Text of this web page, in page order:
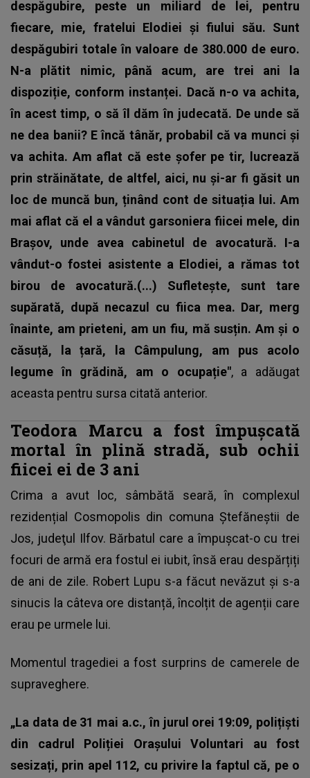
despăgubire, peste un miliard de lei, pentru
fiecare, mie, fratelui Elodiei și fiului său. Sunt
despăgubiri totale în valoare de 380.000 de euro.
N-a plătit nimic, până acum, are trei ani la
dispoziție, conform instanței. Dacă n-o va achita,
în acest timp, o să îl dăm în judecată. De unde să
ne dea banii? E încă tânăr, probabil că va munci și
va achita. Am aflat că este șofer pe tir, lucrează
prin străinătate, de altfel, aici, nu și-ar fi găsit un
loc de muncă bun, ținând cont de situația lui. Am
mai aflat că el a vândut garsoniera fiicei mele, din
Brașov, unde avea cabinetul de avocatură. I-a
vândut-o fostei asistente a Elodiei, a rămas tot
birou de avocatură.(...) Sufletește, sunt tare
supărată, după necazul cu fiica mea. Dar, merg
înainte, am prieteni, am un fiu, mă susțin. Am și o
căsuță, la țară, la Câmpulung, am pus acolo
legume în grădină, am o ocupație", a adăugat
aceasta pentru sursa citată anterior.
Teodora Marcu a fost împuşcată
mortal în plină stradă, sub ochii
fiicei ei de 3 ani
Crima a avut loc, sâmbătă seară, în complexul
rezidențial Cosmopolis din comuna Ştefăneştii de
Jos, judeţul Ilfov. Bărbatul care a împușcat-o cu trei
focuri de armă era fostul ei iubit, însă erau despărțiți
de ani de zile. Robert Lupu s-a făcut nevăzut și s-a
sinucis la câteva ore distanță, încolțit de agenții care
erau pe urmele lui.
Momentul tragediei a fost surprins de camerele de
supraveghere.
„La data de 31 mai a.c., în jurul orei 19:09, polițiști
din cadrul Poliției Orașului Voluntari au fost
sesizați, prin apel 112, cu privire la faptul că, pe o